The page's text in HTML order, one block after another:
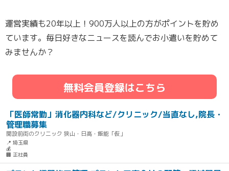
運営実績も20年以上！900万人以上の方がポイントを貯め
ています。毎日好きなニュースを読んでお小遣いを貯めて
みませんか？
無料会員登録はこちら
「医師常勤」消化器内科など/クリニック/当直なし,院長・
管理職募集
開設前街のクリニック 狭山・日高・飯能「仮」
📍 埼玉県
💰
🏢 正社員